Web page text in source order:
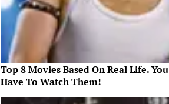
Top 8 Movies Based On Real Life. You
Have To Watch Them!